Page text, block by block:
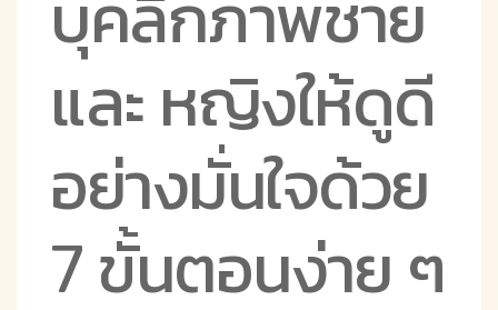
บุคลิกภาพชาย
และ หญิงให้ดูดี
อย่างมั่นใจด้วย
7 ขั้นตอนง่าย ๆ